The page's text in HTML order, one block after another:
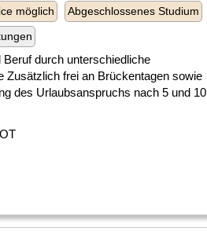
möglich
Abgeschlossenes Studium
durch unterschiedliche
Zusätzlich frei an Brückentagen sowie
des Urlaubsanspruchs nach 5 und 10